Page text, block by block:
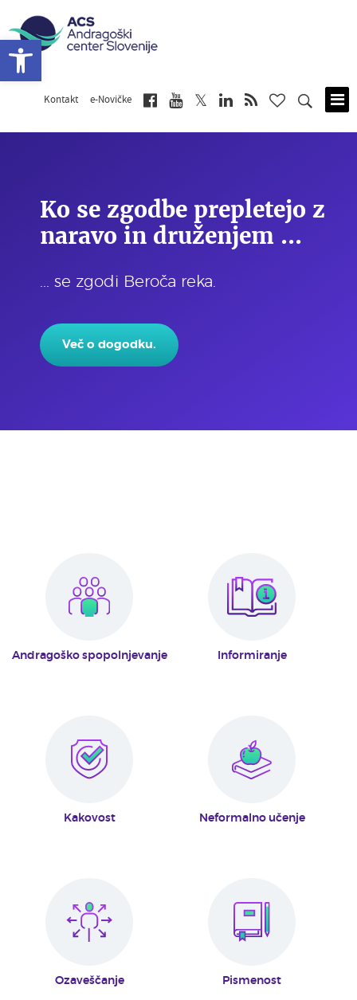
Kontakt e-Novičke
Ko se zgodbe prepletejo z
naravo in druženjem ...
... se zgodi Beroča reka.
Več o dogodku.
Andragoško spopolnjevanje Informiranje
Kakovost Neformalno učenje
Ozaveščanje Pismenost
Open toolbar